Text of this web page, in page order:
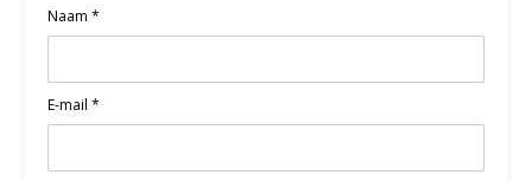
Naam *
E-mail *